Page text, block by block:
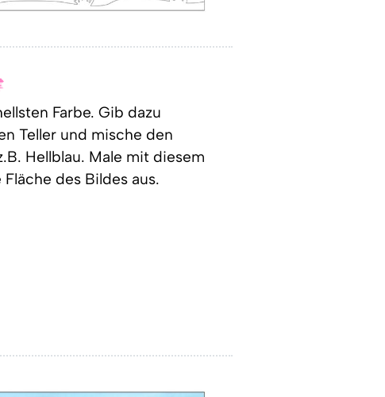
Farbe. Gib dazu
Teller und mische den
Hellblau. Male mit diesem
des Bildes aus.